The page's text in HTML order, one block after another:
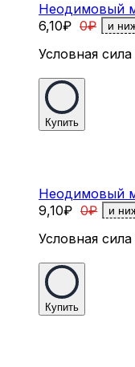
Неодимовый
6,10₽ 0₽ и
Условная
Купить
Неодимовый
9,10₽ 0₽ и
Условная
Купить